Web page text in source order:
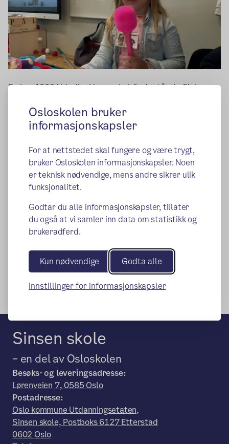
Osloskolen bruker
informasjonskapsler
For at nettstedet skal fungere og være trygt,
bruker Osloskolen informasjonskapsler. Noen
er teknisk nødvendige, mens andre sikrer ulik
funksjonalitet.
Godtar du alle informasjonskapsler, tillater
du også at vi samler inn data om statistikk og
brukeradferd.
Kun nødvendige Godta alle
Innstillinger for informasjonskapsler
De har 1000 i blodtrykk, men heldigvis står de flinke
latter. Alle pasientene er i trygge hender!
Kompetansemål: uttrykke tekstopplevelser gjennom
lek,sang,tegning,skriving og andre kreative aktiviteter
- gi eksempler på noen vanlige sykdommer og samtale
om hva man kan gjøre for å verne kroppen mot
smittsomme sykdommer.
Sinsen skole
– en del av Osloskolen
Besøks- og leveringsadresse:
Lørenveien 7, 0585 Oslo
Postadresse:
Oslo kommune Utdanningsetaten,
Sinsen skole, Postboks 6127 Etterstad
0602 Oslo